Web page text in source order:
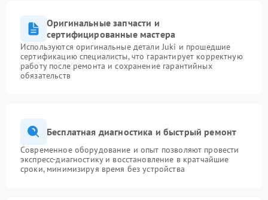
Оригинальные запчасти и
сертифицированные мастера
Используются оригинальные детали Juki и прошедшие
сертификацию специалисты, что гарантирует корректную
работу после ремонта и сохранение гарантийных
обязательств
Бесплатная диагностика и быстрый ремонт
Современное оборудование и опыт позволяют провести
экспресс-диагностику и восстановление в кратчайшие
сроки, минимизируя время без устройства